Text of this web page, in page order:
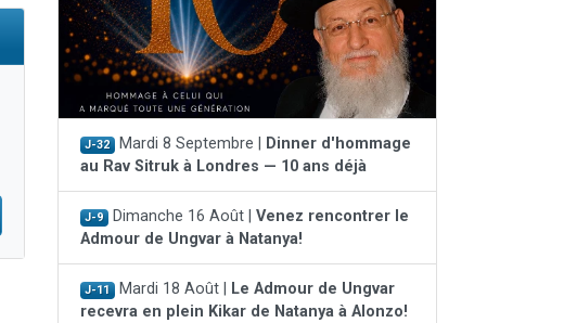
J-32 Mardi 8 Septembre |
Dinner d'hommage
au Rav Sitruk à Londres — 10 ans déjà
J-9 Dimanche 16 Août | Venez rencontrer le
Admour de Ungvar à Natanya!
J-11 Mardi 18 Août |
Le Admour de Ungvar
recevra en plein Kikar de Natanya à Alonzo!